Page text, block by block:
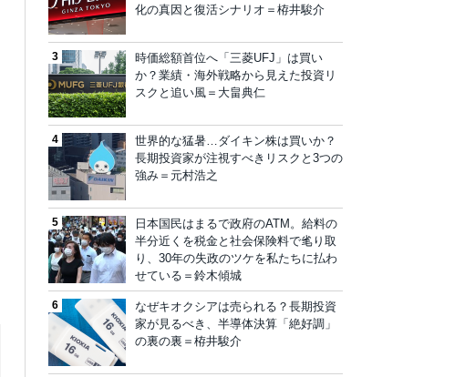
化の真因と復活シナリオ＝栫井駿介
時価総額首位へ「三菱UFJ」は買い
か？業績・海外戦略から見えた投資リ
スクと追い風＝大畠典仁
世界的な猛暑…ダイキン株は買いか？
長期投資家が注視すべきリスクと3つの
強み＝元村浩之
日本国民はまるで政府のATM。給料の
半分近くを税金と社会保険料で毟り取
り、30年の失政のツケを私たちに払わ
せている＝鈴木傾城
なぜキオクシアは売られる？長期投資
家が見るべき、半導体決算「絶好調」
の裏の裏＝栫井駿介